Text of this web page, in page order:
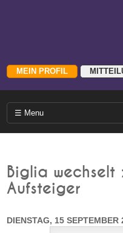
Biglia wechselt
Aufsteiger
DIENSTAG, 15